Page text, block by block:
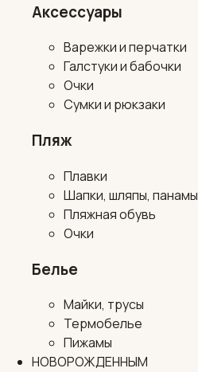
Аксессуары
Варежки и перчатки
Галстуки и бабочки
Очки
Сумки и рюкзаки
Пляж
Плавки
Шапки, шляпы, панамы
Пляжная обувь
Очки
Белье
Майки, трусы
Термобелье
Пижамы
НОВОРОЖДЕННЫМ